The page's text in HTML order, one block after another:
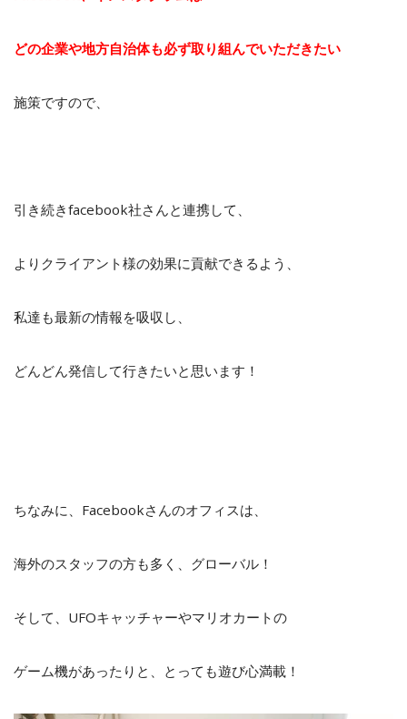
どの企業や地方自治体も必ず取り組んでいただきたい
施策ですので、
引き続きfacebook社さんと連携して、
よりクライアント様の効果に貢献できるよう、
私達も最新の情報を吸収し、
どんどん発信して行きたいと思います！
ちなみに、Facebookさんのオフィスは、
海外のスタッフの方も多く、グローバル！
そして、UFOキャッチャーやマリオカートの
ゲーム機があったりと、とっても遊び心満載！